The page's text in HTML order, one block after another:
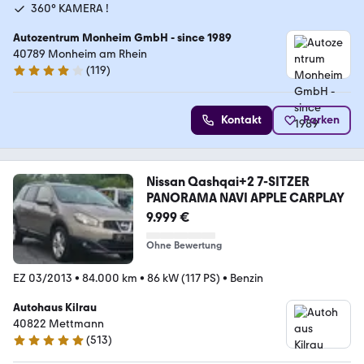
360° KAMERA !
Autozentrum Monheim GmbH - since 1989
40789 Monheim am Rhein
4 Sterne
(119)
Kontakt Parken
Nissan Qashqai+2 7-SITZER
PANORAMA NAVI APPLE CARPLAY
9.999 €
Ohne Bewertung
EZ 03/2013 • 84.000 km • 86 kW (117 PS) • Benzin
Autohaus Kilrau
40822 Mettmann
5 Sterne
(513)